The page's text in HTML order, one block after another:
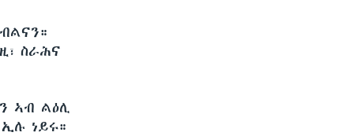
ስራሕና
ኣብ ልዕሊ
ነይሩ።